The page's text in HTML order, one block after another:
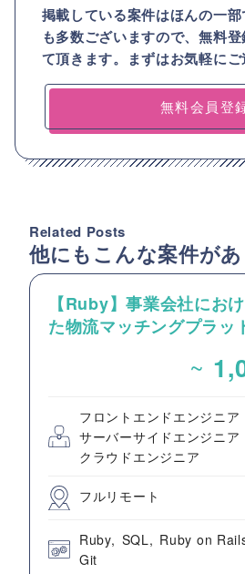
掲載している案件はほんの一
も多数ございますので、無料
て頂きます。まずはお気軽にご
無料会員登
Related Posts
他にもこんな案件が
【Ruby】事業会社にお
た物流マッチングプラッ
~
フロントエンドエンジニア
サーバーサイドエンジニア
クラウドエンジニア
フルリモート
Ruby SQL Ruby on
Git